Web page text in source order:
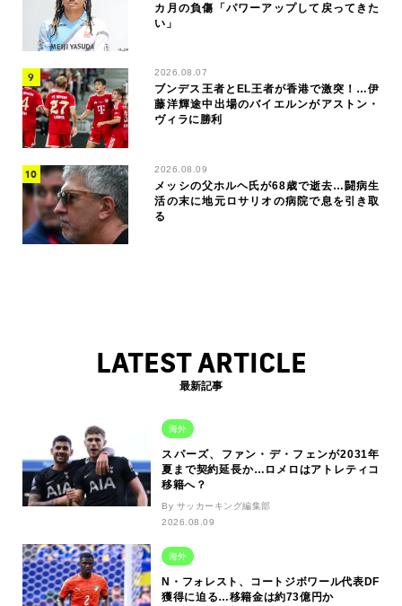
カ月の負傷「パワーアップして戻ってきた
い」
2026.08.07
ブンデス王者とEL王者が香港で激突！…伊
藤洋輝途中出場のバイエルンがアストン・
ヴィラに勝利
2026.08.09
メッシの父ホルヘ氏が68歳で逝去…闘病生
活の末に地元ロサリオの病院で息を引き取
る
LATEST ARTICLE
最新記事
海外
スパーズ、ファン・デ・フェンが2031年
夏まで契約延長か…ロメロはアトレティコ
移籍へ？
By サッカーキング編集部
2026.08.09
海外
N・フォレスト、コートジボワール代表DF
獲得に迫る…移籍金は約73億円か